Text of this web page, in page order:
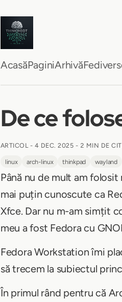
AcasăPaginiArhivă
De ce
ARTICOL - 4 DEC. 2025 - 2 MIN DE
linux arch-linux thinkpad wayland
Până nu de mult am
mai puțin cunoscute ca
Xfce. Dar nu m-am simțit
meu a fost Fedora cu
Fedora Workstation îmi
să trecem la subiectul
În primul rând pentru că